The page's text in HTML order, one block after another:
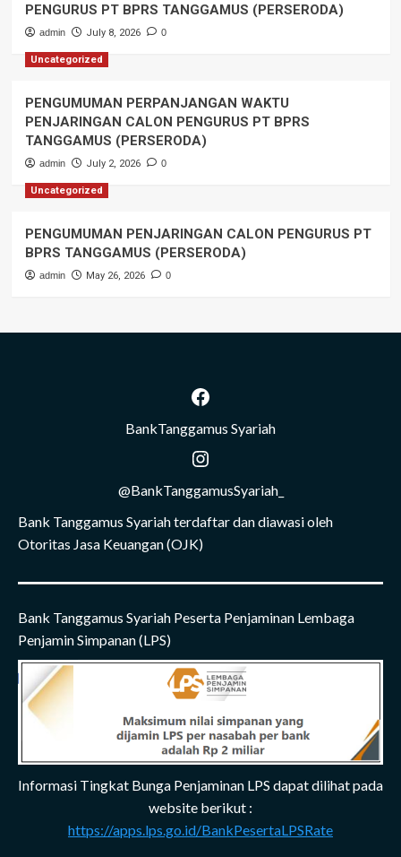
PENGURUS PT BPRS TANGGAMUS (PERSERODA)
admin July 8, 2026 0
Uncategorized
PENGUMUMAN PERPANJANGAN WAKTU
PENJARINGAN CALON PENGURUS PT BPRS
TANGGAMUS (PERSERODA)
admin July 2, 2026 0
Uncategorized
PENGUMUMAN PENJARINGAN CALON PENGURUS PT
BPRS TANGGAMUS (PERSERODA)
admin May 26, 2026 0
Facebook
BankTanggamus Syariah
Instagram
@BankTanggamusSyariah_
Bank Tanggamus Syariah terdaftar dan diawasi oleh
Otoritas Jasa Keuangan (OJK)
Bank Tanggamus Syariah Peserta Penjaminan Lembaga
Penjamin Simpanan (LPS)
Informasi Tingkat Bunga Penjaminan LPS dapat dilihat pada
website berikut :
https://apps.lps.go.id/BankPesertaLPSRate